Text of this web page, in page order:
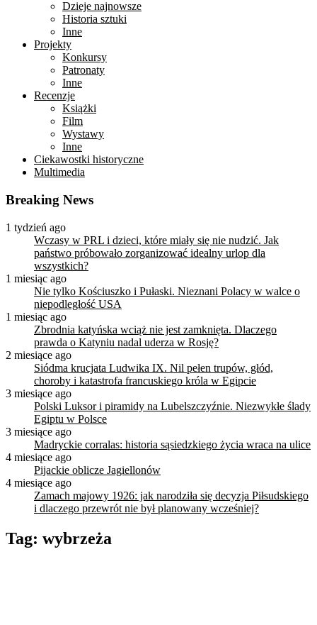
Dzieje najnowsze
Historia sztuki
Inne
Projekty
Konkursy
Patronaty
Inne
Recenzje
Książki
Film
Wystawy
Inne
Ciekawostki historyczne
Multimedia
Breaking News
1 tydzień ago
Wczasy w PRL i dzieci, które miały się nie nudzić. Jak
państwo próbowało zorganizować idealny urlop dla
wszystkich?
1 miesiąc ago
Nie tylko Kościuszko i Pułaski. Nieznani Polacy w walce o
niepodległość USA
1 miesiąc ago
Zbrodnia katyńska wciąż nie jest zamknięta. Dlaczego
prawda o Katyniu nadal uderza w Rosję?
2 miesiące ago
Siódma krucjata Ludwika IX. Nil pełen trupów, głód,
choroby i katastrofa francuskiego króla w Egipcie
3 miesiące ago
Polski Luksor i piramidy na Lubelszczyźnie. Niezwykłe ślady
Egiptu w Polsce
3 miesiące ago
Madryckie corralas: historia sąsiedzkiego życia wraca na ulice
4 miesiące ago
Pijackie oblicze Jagiellonów
4 miesiące ago
Zamach majowy 1926: jak narodziła się decyzja Piłsudskiego
i dlaczego przewrót nie był planowany wcześniej?
Tag: wybrzeża